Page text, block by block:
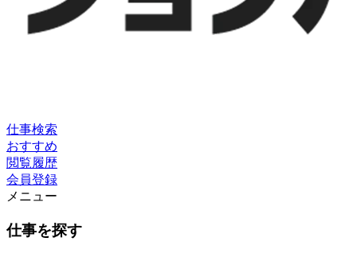
仕事検索
おすすめ
閲覧履歴
会員登録
メニュー
仕事を探す